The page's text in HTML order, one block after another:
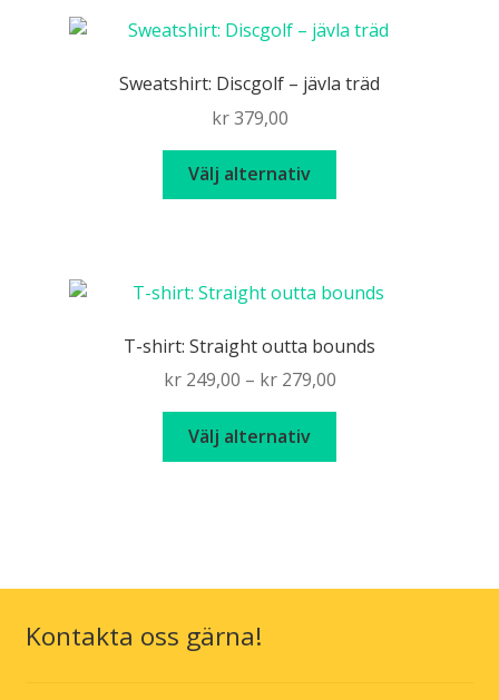
varianter.
olika
kan
på
Sweatshirt: Discgolf – jävla träd
kr379,00
Välj alternativ
varianter.
olika
alternativen
kan
på
T-shirt: Straight outta bounds
kr249,00 – kr279,00Price
range:
through
Välj alternativ
De
Kontakta oss gärna!